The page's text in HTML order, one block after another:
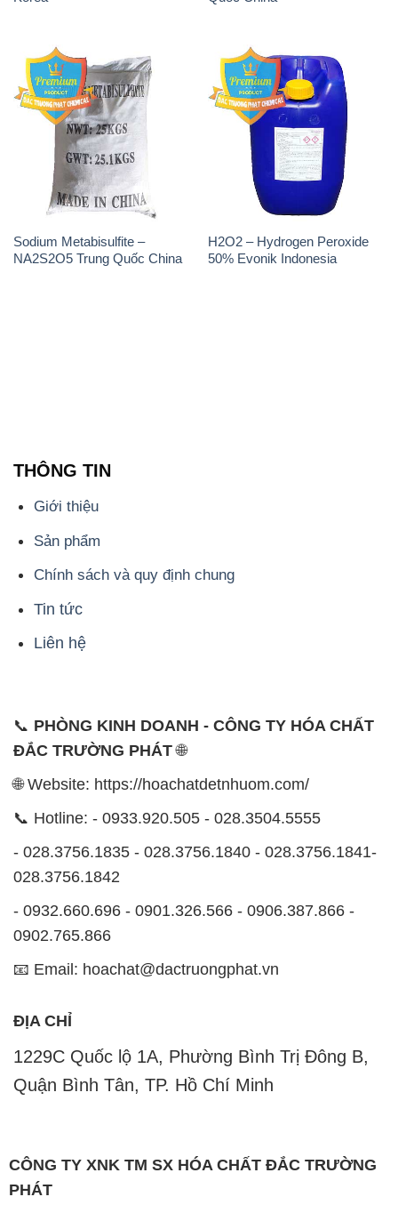
Sodium Metabisulfite –
NA2S2O5 Trung Quốc China
H2O2 – Hydrogen Peroxide
50% Evonik Indonesia
THÔNG TIN
Giới thiệu
Sản phẩm
Chính sách và quy định chung
Tin tức
Liên hệ
📞 PHÒNG KINH DOANH - CÔNG TY HÓA CHẤT
ĐẮC TRƯỜNG PHÁT🌐
🌐 Website: https://hoachatdetnhuom.com/
📞 Hotline: - 0933.920.505 - 028.3504.5555
- 028.3756.1835 - 028.3756.1840 - 028.3756.1841-
028.3756.1842
- 0932.660.696 - 0901.326.566 - 0906.387.866 -
0902.765.866
📧 Email: hoachat@dactruongphat.vn
ĐỊA CHỈ
1229C Quốc lộ 1A, Phường Bình Trị Đông B,
Quận Bình Tân, TP. Hồ Chí Minh
CÔNG TY XNK TM SX HÓA CHẤT ĐẮC TRƯỜNG
PHÁT